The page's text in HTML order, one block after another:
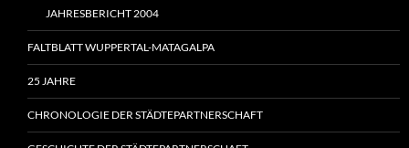
JAHRESBERICHT 2004
FALTBLATT WUPPERTAL-MATAGALPA
25 JAHRE
CHRONOLOGIE DER STÄDTEPARTNERSCHAFT